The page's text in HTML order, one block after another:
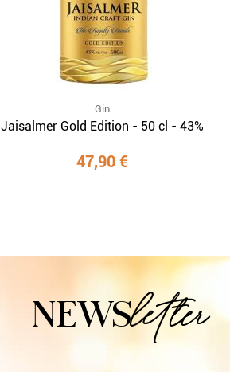
Gin
Jaisalmer Gold Edition - 50 cl - 43%
47,90 €
NEWSletter